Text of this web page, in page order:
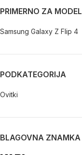
PRIMERNO ZA MODEL
Samsung Galaxy Z Flip 4
PODKATEGORIJA
Ovitki
BLAGOVNA ZNAMKA